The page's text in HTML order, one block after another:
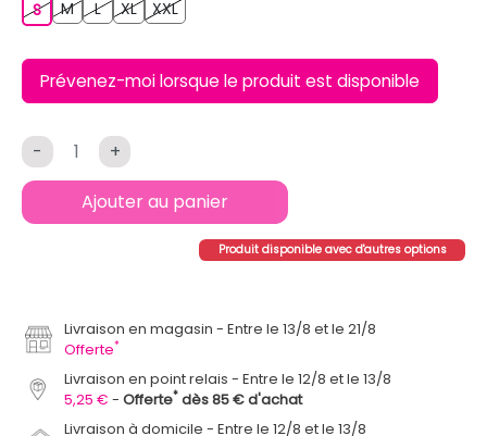
SS MM LL XLXL XXLXXL
Prévenez-moi lorsque le produit est disponible
- +
Ajouter au panier
Produit disponible avec d'autres options
Livraison en magasin
Entre le 13/8 et le 21/8
Offerte*
Livraison en point relais
Entre le 12/8 et le 13/8
5,25 €
Offerte* dès 85 € d'achat
Livraison à domicile
Entre le 12/8 et le 13/8